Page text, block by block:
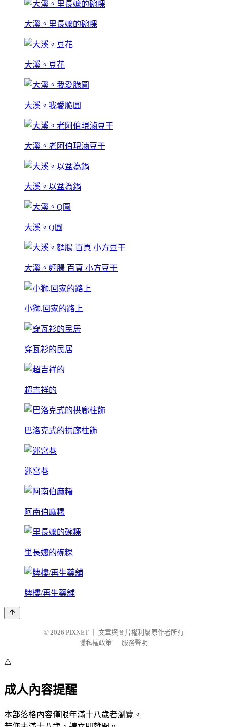
大溪。里長嬤的碗粿
大溪。豆花
大溪。我愛脆圓
大溪。老阿伯現滷豆干
大溪。以盆為鍋
大溪。Q圓
大溪。麵腸 百頁 小方豆干
小獅,回家的路上
穿瓦衫的民居
超吉祥的
巴洛克式的拱廊柱飾
迷宮巷
阿南伯麻糬
里長嬤的碗粿
牌樓/再生藥舖
© 2026 PIXNET
文章與圖片權利屬原作者所有
隱私權政策
服務聲明
⚠️
成人內容提醒
本部落格內容僅限年滿十八歲者瀏覽。